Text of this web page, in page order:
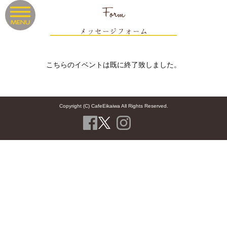
Form
メッセージフォーム
こちらのイベントは既に終了致しました。
Copyright (C) CafeEikaiwa All Rights Reserved.